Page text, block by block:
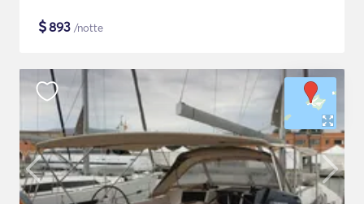
$893 /notte